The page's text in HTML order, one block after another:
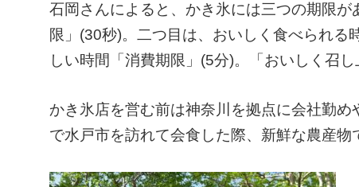
石岡さんによると、かき氷には三つの期限
限」(30秒)。二つ目は、おいしく食べられる
しい時間「消費期限」(5分)。「おいしく召
かき氷店を営む前は神奈川を拠点に会社勤
で水戸市を訪れて会食した際、新鮮な農産物